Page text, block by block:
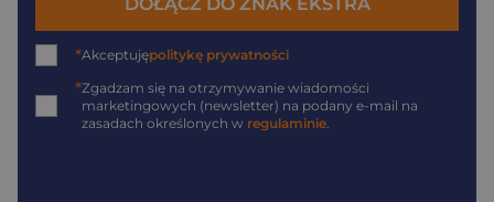
*Akceptujępolitykę prywatności
*Zgadzam się na otrzymywanie wiadomości
marketingowych (newsletter) na podany e-mail na
zasadach określonych w regulaminie.